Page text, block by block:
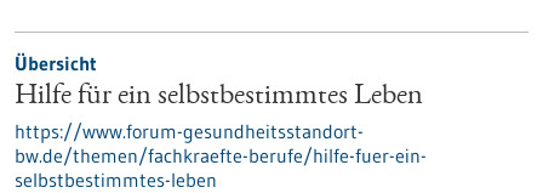
Übersicht
Hilfe für ein selbstbestimmtes Leben
https://www.forum-gesundheitsstandort-
bw.de/themen/fachkraefte-berufe/hilfe-fuer-ein-
selbstbestimmtes-leben